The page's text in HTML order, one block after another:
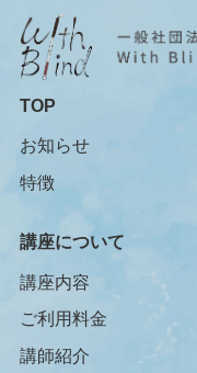
TOP
お知らせ
特徴
講座について
講座内容
ご利用料金
講師紹介